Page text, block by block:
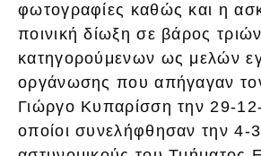
φωτογραφίες καθώς και η
ποινική δίωξη σε βάρος
κατηγορούμενων ως μελών
οργάνωσης που απήγαγαν τον
Γιώργο Κυπαρίσση την 29-
οποίοι συνελήφθησαν την 4-